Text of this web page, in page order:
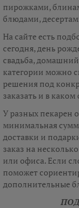
пирожками,
блюдами,
На сайте есть
сегодня, день
свадьба,
категории можно
решения под
заказать и в каком
У разных пекарен
минимальная
доставки и
заказ на
или офиса. Если
поможет
дополнительные